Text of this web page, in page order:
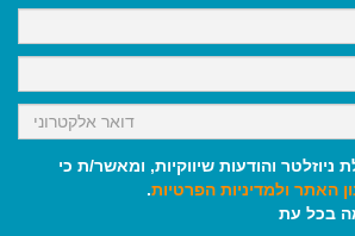
k
p
m
והודעות שיווקיות, ומאשר/ת כי
האתר ולמדיניות הפרטיות.
בכל עת